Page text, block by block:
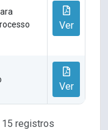
Ver
Ver
registros